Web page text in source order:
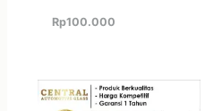
Rp100.000